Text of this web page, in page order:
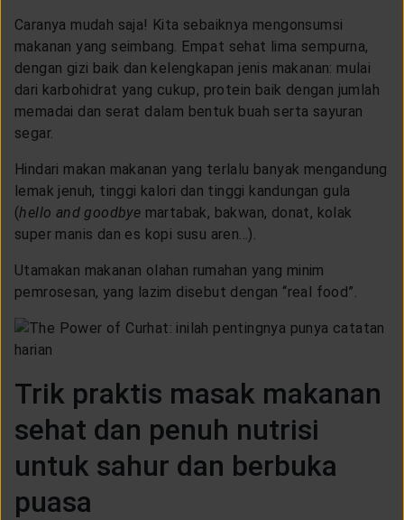
Caranya mudah saja! Kita sebaiknya mengonsumsi
makanan yang seimbang. Empat sehat lima sempurna,
dengan gizi baik dan kelengkapan jenis makanan: mulai
dari karbohidrat yang cukup, protein baik dengan jumlah
memadai dan serat dalam bentuk buah serta sayuran
segar.
Hindari makan makanan yang terlalu banyak mengandung
lemak jenuh, tinggi kalori dan tinggi kandungan gula
(hello and goodbye martabak, bakwan, donat, kolak
super manis dan es kopi susu aren...).
Utamakan makanan olahan rumahan yang minim
pemrosesan, yang lazim disebut dengan “real food”.
Trik praktis masak makanan
sehat dan penuh nutrisi
untuk sahur dan berbuka
puasa